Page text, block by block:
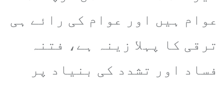
عوام ہیں اور عوام کی رائے ہی
ترقی کا پہلا زینہ ہے، فتنہ
فساد اور تشدد کی بنیاد پر